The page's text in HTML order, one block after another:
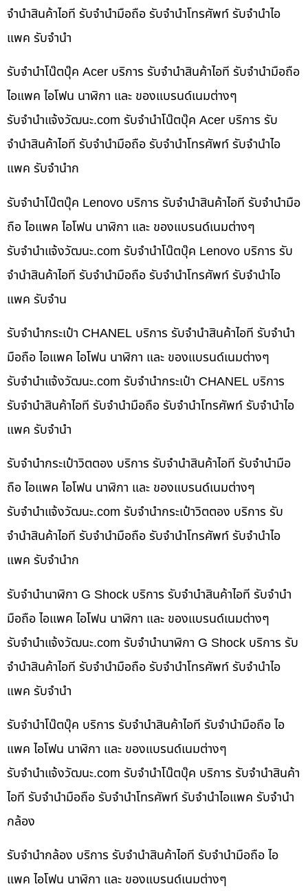
จำนำสินค้าไอที รับจำนำมือถือ รับจำนำโทรศัพท์ รับจำนำไอ
แพค รับจำนำ
รับจำนำโน๊ตบุ๊ค Acer บริการ รับจำนำสินค้าไอที รับจำนำมือถือ
ไอแพค ไอโฟน นาฬิกา และ ของแบรนด์เนมต่างๆ
รับจํานําแจ้งวัฒนะ.com รับจำนำโน๊ตบุ๊ค Acer บริการ รับ
จำนำสินค้าไอที รับจำนำมือถือ รับจำนำโทรศัพท์ รับจำนำไอ
แพค รับจำนำก
รับจำนำโน๊ตบุ๊ค Lenovo บริการ รับจำนำสินค้าไอที รับจำนำมือ
ถือ ไอแพค ไอโฟน นาฬิกา และ ของแบรนด์เนมต่างๆ
รับจํานําแจ้งวัฒนะ.com รับจำนำโน๊ตบุ๊ค Lenovo บริการ รับ
จำนำสินค้าไอที รับจำนำมือถือ รับจำนำโทรศัพท์ รับจำนำไอ
แพค รับจำน
รับจำนำกระเป๋า CHANEL บริการ รับจำนำสินค้าไอที รับจำนำ
มือถือ ไอแพค ไอโฟน นาฬิกา และ ของแบรนด์เนมต่างๆ
รับจํานําแจ้งวัฒนะ.com รับจำนำกระเป๋า CHANEL บริการ
รับจำนำสินค้าไอที รับจำนำมือถือ รับจำนำโทรศัพท์ รับจำนำไอ
แพค รับจำนำ
รับจำนำกระเป๋าวิตตอง บริการ รับจำนำสินค้าไอที รับจำนำมือ
ถือ ไอแพค ไอโฟน นาฬิกา และ ของแบรนด์เนมต่างๆ
รับจํานําแจ้งวัฒนะ.com รับจำนำกระเป๋าวิตตอง บริการ รับ
จำนำสินค้าไอที รับจำนำมือถือ รับจำนำโทรศัพท์ รับจำนำไอ
แพค รับจำนำก
รับจำนำนาฬิกา G Shock บริการ รับจำนำสินค้าไอที รับจำนำ
มือถือ ไอแพค ไอโฟน นาฬิกา และ ของแบรนด์เนมต่างๆ
รับจํานําแจ้งวัฒนะ.com รับจำนำนาฬิกา G Shock บริการ รับ
จำนำสินค้าไอที รับจำนำมือถือ รับจำนำโทรศัพท์ รับจำนำไอ
แพค รับจำนำ
รับจำนำโน๊ตบุ๊ค บริการ รับจำนำสินค้าไอที รับจำนำมือถือ ไอ
แพค ไอโฟน นาฬิกา และ ของแบรนด์เนมต่างๆ
รับจํานําแจ้งวัฒนะ.com รับจำนำโน๊ตบุ๊ค บริการ รับจำนำสินค้า
ไอที รับจำนำมือถือ รับจำนำโทรศัพท์ รับจำนำไอแพค รับจำนำ
กล้อง
รับจำนำกล้อง บริการ รับจำนำสินค้าไอที รับจำนำมือถือ ไอ
แพค ไอโฟน นาฬิกา และ ของแบรนด์เนมต่างๆ